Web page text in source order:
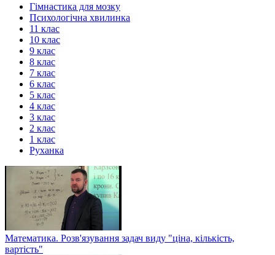
Гімнастика для мозку
Психологічна хвилинка
11 клас
10 клас
9 клас
8 клас
7 клас
6 клас
5 клас
4 клас
3 клас
2 клас
1 клас
Руханка
Математика. Розв'язування задач виду "ціна, кількість,
вартість"